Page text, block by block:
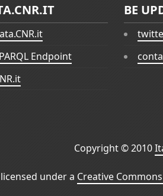
Endpoint
BE
Copyright © 2010
under a Creative